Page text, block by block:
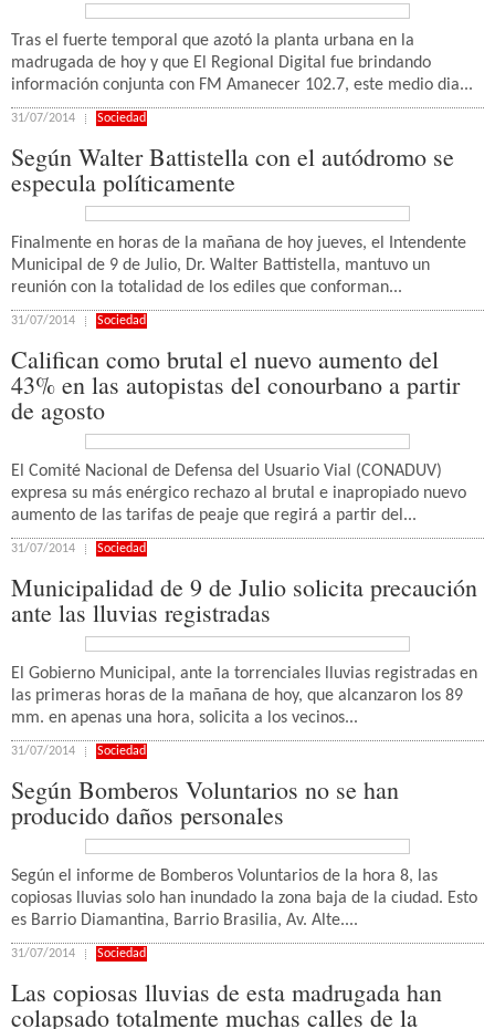
Tras el fuerte temporal que azotó la planta urbana en la
madrugada de hoy y que El Regional Digital fue brindando
información conjunta con FM Amanecer 102.7, este medio dia...
31/07/2014 Sociedad
Según Walter Battistella con el autódromo se
especula políticamente
Finalmente en horas de la mañana de hoy jueves, el Intendente
Municipal de 9 de Julio, Dr. Walter Battistella, mantuvo un
reunión con la totalidad de los ediles que conforman...
31/07/2014 Sociedad
Califican como brutal el nuevo aumento del
43% en las autopistas del conourbano a partir
de agosto
El Comité Nacional de Defensa del Usuario Vial (CONADUV)
expresa su más enérgico rechazo al brutal e inapropiado nuevo
aumento de las tarifas de peaje que regirá a partir del...
31/07/2014 Sociedad
Municipalidad de 9 de Julio solicita precaución
ante las lluvias registradas
El Gobierno Municipal, ante la torrenciales lluvias registradas en
las primeras horas de la mañana de hoy, que alcanzaron los 89
mm. en apenas una hora, solicita a los vecinos...
31/07/2014 Sociedad
Según Bomberos Voluntarios no se han
producido daños personales
Según el informe de Bomberos Voluntarios de la hora 8, las
copiosas lluvias solo han inundado la zona baja de la ciudad. Esto
es Barrio Diamantina, Barrio Brasilia, Av. Alte....
31/07/2014 Sociedad
Las copiosas lluvias de esta madrugada han
colapsado totalmente muchas calles de la